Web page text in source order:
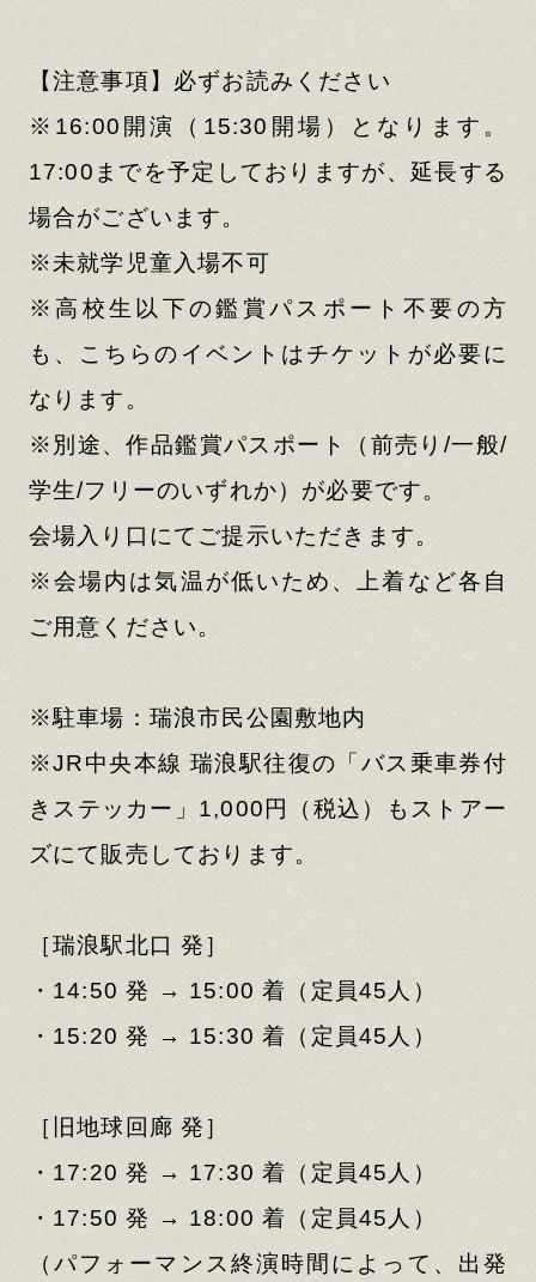
【注意事項】必ずお読みください
※16:00開演（15:30開場）となります。
17:00までを予定しておりますが、延長する
場合がございます。
※未就学児童入場不可
※高校生以下の鑑賞パスポート不要の方
も、こちらのイベントはチケットが必要に
なります。
※別途、作品鑑賞パスポート（前売り/一般/
学生/フリーのいずれか）が必要です。
会場入り口にてご提示いただきます。
※会場内は気温が低いため、上着など各自
ご用意ください。
※駐車場：瑞浪市⺠公園敷地内
※JR中央本線 瑞浪駅往復の「バス乗車券付
きステッカー」1,000円（税込）もストアー
ズにて販売しております。
［瑞浪駅北口 発］
・14:50 発 → 15:00 着（定員45人）
・15:20 発 → 15:30 着（定員45人）
［旧地球回廊 発］
・17:20 発 → 17:30 着（定員45人）
・17:50 発 → 18:00 着（定員45人）
（パフォーマンス終演時間によって、出発